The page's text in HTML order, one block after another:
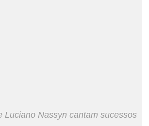
Luciano Nassyn cantam sucessos